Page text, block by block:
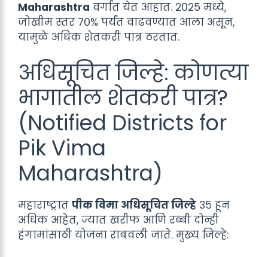
Maharashtra वर्गात येत आहात. २०२५ मध्ये,
जोखीम स्तर ७०% पर्यंत वाढवण्यात आला असून,
यामुळे अधिक शेतकरी पात्र ठरतात.
अधिसूचित जिल्हे: कोणत्या
भागातील शेतकरी पात्र?
(Notified Districts for
Pik Vima
Maharashtra)
महाराष्ट्रात पीक विमा अधिसूचित जिल्हे ३५ हून
अधिक आहेत, ज्यात खरीफ आणि रब्बी दोन्ही
हंगामांसाठी योजना राबवली जाते. मुख्य जिल्हे: